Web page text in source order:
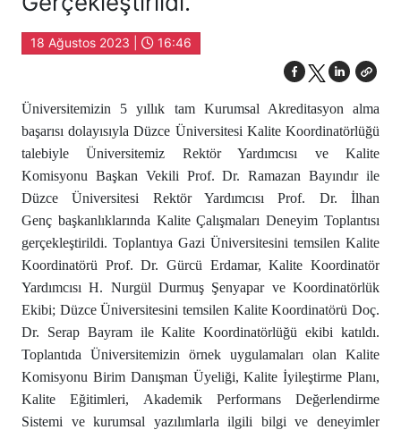
18 Ağustos 2023 | 16:46
Üniversitemizin 5 yıllık tam Kurumsal Akreditasyon alma
başarısı dolayısıyla Düzce Üniversitesi Kalite Koordinatörlüğü
talebiyle Üniversitemiz Rektör Yardımcısı ve Kalite
Komisyonu Başkan Vekili Prof. Dr. Ramazan Bayındır ile
Düzce Üniversitesi Rektör Yardımcısı Prof. Dr. İlhan
Genç başkanlıklarında Kalite Çalışmaları Deneyim Toplantısı
gerçekleştirildi. Toplantıya Gazi Üniversitesini temsilen Kalite
Koordinatörü Prof. Dr. Gürcü Erdamar, Kalite Koordinatör
Yardımcısı H. Nurgül Durmuş Şenyapar ve Koordinatörlük
Ekibi; Düzce Üniversitesini temsilen Kalite Koordinatörü Doç.
Dr. Serap Bayram ile Kalite Koordinatörlüğü ekibi katıldı.
Toplantıda Üniversitemizin örnek uygulamaları olan Kalite
Komisyonu Birim Danışman Üyeliği, Kalite İyileştirme Planı,
Kalite Eğitimleri, Akademik Performans Değerlendirme
Sistemi ve kurumsal yazılımlarla ilgili bilgi ve deneyimler